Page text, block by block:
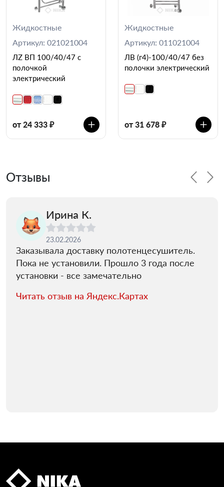
Жидкостные
Артикул: 021021004
ЛZ ВП 100/40/47 с
полочкой
электрический
от 24 333 ₽
Жидкостные
Артикул: 011021004
ЛВ (г4)-100/40/47 без
полочки электрический
от 31 678 ₽
Отзывы
Ирина К.
23.02.2026
Заказывала доставку полотенцесушитель.
Пока не установили. Прошло 3 года после
установки - все замечательно
Читать отзыв на Яндекс.Картах